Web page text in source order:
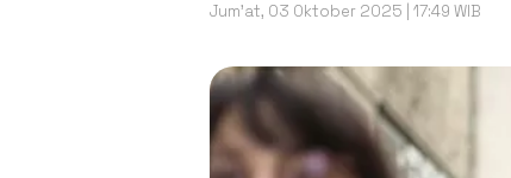
Jum'at, 03 Oktober 2025 | 17:49 WIB